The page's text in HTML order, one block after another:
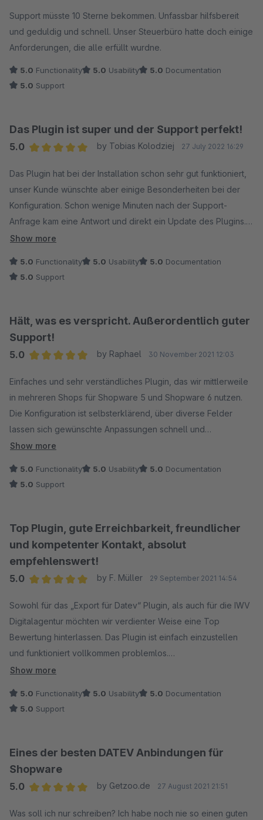
Support müsste 10 Sterne bekommen. Unfassbar hilfsbereit
und geduldig und schnell. Unser Steuerbüro hatte doch einige
Anforderungen, die alle erfüllt wurdne.
5.0 Functionality 5.0 Usability 5.0 Documentation
5.0 Support
Das Plugin ist super und der Support perfekt!
5.0
by Tobias Kolodziej 27 July 2022 16:29
Das Plugin hat bei der Installation schon sehr gut funktioniert,
unser Kunde wünschte aber einige Besonderheiten bei der
Konfiguration. Schon wenige Minuten nach der Support-
Anfrage kam eine Antwort und direkt ein Update des Plugins.
Besser kann man sich einen Support nicht wünschen!
Show more
5.0 Functionality 5.0 Usability 5.0 Documentation
5.0 Support
Hält, was es verspricht. Außerordentlich guter
Support!
5.0
by Raphael 30 November 2021 12:03
Einfaches und sehr verständliches Plugin, das wir mittlerweile
in mehreren Shops für Shopware 5 und Shopware 6 nutzen.
Die Konfiguration ist selbsterklärend, über diverse Felder
lassen sich gewünschte Anpassungen schnell und
unkompliziert eintragen. Bei Rückfragen ist der Support sehr,
kundenorientiert weiter. Großes Lob!!
Show more
5.0 Functionality 5.0 Usability 5.0 Documentation
5.0 Support
Top Plugin, gute Erreichbarkeit, freundlicher
und kompetenter Kontakt, absolut
empfehlenswert!
5.0
by F. Müller 29 September 2021 14:54
Sowohl für das „Export für Datev“ Plugin, als auch für die IWV
Digitalagentur möchten wir verdienter Weise eine Top
Bewertung hinterlassen. Das Plugin ist einfach einzustellen
und funktioniert vollkommen problemlos.
In unserem Fall hatten wir allerdings noch ein paar
konnte. Wir haben die Agentur schnell und problemlos
erreicht (Kein Standard). Der Kontakt war sehr freundlich und
Für unsere Sonderwünsche wurde innerhalb kürzester Zeit
eine eigene Speziallösung programmiert. Selbst bei
nachträglichen Feineinstellungen war das IWV-Team sofort für
Im Anschluss haben wir außerdem noch ein kleines
Show more
5.0 Functionality 5.0 Usability 5.0 Documentation
5.0 Support
Eines der besten DATEV Anbindungen für
Shopware
5.0
by Getzoo.de 27 August 2021 21:51
Was soll ich nur schreiben? Ich habe noch nie so einen guten